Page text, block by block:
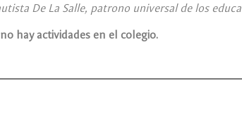
De La Salle, patrono universal de los
hay actividades en el colegio.